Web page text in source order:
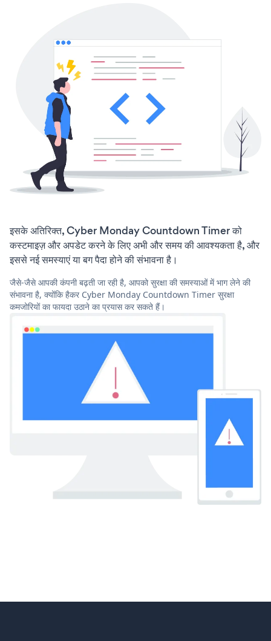
इसके अतिरिक्त, Cyber Monday Countdown Timer को
कस्टमाइज़ और अपडेट करने के लिए अभी और समय की आवश्यकता है, और
इससे नई समस्याएं या बग पैदा होने की संभावना है।
जैसे-जैसे आपकी कंपनी बढ़ती जा रही है, आपको सुरक्षा की समस्याओं में भाग लेने की
संभावना है, क्योंकि हैकर Cyber Monday Countdown Timer सुरक्षा
कमजोरियों का फायदा उठाने का प्रयास कर सकते हैं।